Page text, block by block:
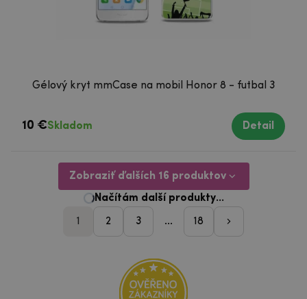
Gélový kryt mmCase na mobil Honor 8 - futbal 3
10 €Skladom Detail
Zobraziť ďalších 16 produktov
...